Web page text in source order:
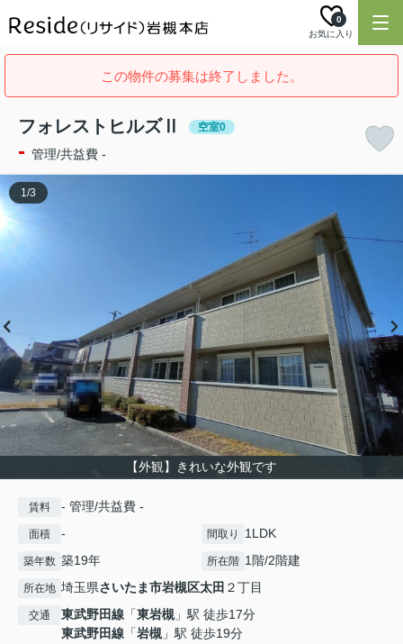
お気に入り
0
この物件の募集は終了しました。
フォレストヒルズⅡ 空室0
- 管理/共益費 -
【外観】きれいな外観です
1/3
賃料 - 管理/共益費 -
面積 - 間取り 1LDK
築年数 築19年 所在階 1階/2階建
所在地 埼玉県さいたま市岩槻区太田 ２丁目
交通 東武野田線 「東岩槻 」駅 徒歩17分
東武野田線 「岩槻 」駅 徒歩19分